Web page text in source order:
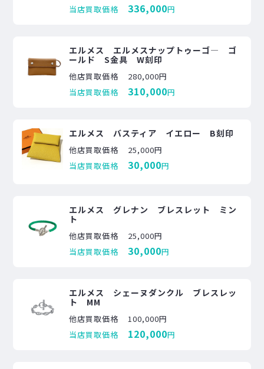
当店買取価格
336,000円
エルメス エルメスナップトゥーゴ― ゴ
ールド S金具 W刻印
他店買取価格
280,000円
当店買取価格
310,000円
エルメス バスティア イエロー B刻印
他店買取価格
25,000円
当店買取価格
30,000円
エルメス グレナン ブレスレット ミン
ト
他店買取価格
25,000円
当店買取価格
30,000円
エルメス シェーヌダンクル ブレスレッ
ト MM
他店買取価格
100,000円
当店買取価格
120,000円